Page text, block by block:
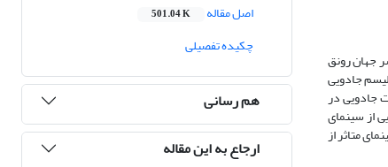
جهان رونق
جادویی
جادویی در
از سینمای
متاثر از
اصل مقاله
501.04 K
چکیده تفصیلی
هم رسانی
ارجاع به این مقاله